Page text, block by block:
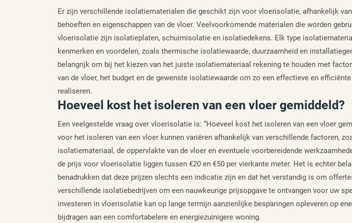
Er zijn verschillende isolatiematerialen die geschikt zijn voor vloerisolatie, afhankelijk
behoeften en eigenschappen van de vloer. Veelvoorkomende materialen die worden
vloerisolatie zijn isolatieplaten, schuimisolatie en isolatiedekens. Elk type
kenmerken en voordelen, zoals thermische isolatiewaarde, duurzaamheid en
belangrijk om bij het kiezen van het juiste isolatiemateriaal rekening te houden met
van de vloer, het budget en de gewenste isolatiewaarde om zo een effectieve en
realiseren.
Hoeveel kost het isoleren van een vloer gemiddeld?
Een veelgestelde vraag over vloerisolatie is: “Hoeveel kost het isoleren van een vloer
voor het isoleren van een vloer kunnen variëren afhankelijk van verschillende factoren,
isolatiemateriaal, de oppervlakte van de vloer en eventuele voorbereidende
de prijs voor vloerisolatie liggen tussen €20 en €50 per vierkante meter. Het is echter
benadrukken dat deze prijzen slechts een indicatie zijn en dat het verstandig is om
verschillende isolatiebedrijven om een nauwkeurige prijsopgave te ontvangen voor uw
investeren in vloerisolatie kan op lange termijn aanzienlijke besparingen opleveren op
bijdragen aan een comfortabelere en energiezuinigere woning.